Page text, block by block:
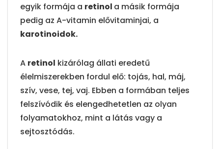
egyik formája a retinol a másik formája
pedig az A-vitamin elővitaminjai, a
karotinoidok.
A retinol kizárólag állati eredetű
élelmiszerekben fordul elő: tojás, hal, máj,
szív, vese, tej, vaj. Ebben a formában teljes
felszívódik és elengedhetetlen az olyan
folyamatokhoz, mint a látás vagy a
sejtosztódás.